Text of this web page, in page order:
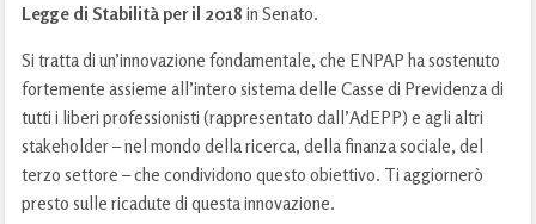
Legge di Stabilità per il 2018 in Senato.
Si tratta di un’innovazione fondamentale, che ENPAP ha sostenuto
fortemente assieme all’intero sistema delle Casse di Previdenza di
tutti i liberi professionisti (rappresentato dall’AdEPP) e agli altri
stakeholder – nel mondo della ricerca, della finanza sociale, del
terzo settore – che condividono questo obiettivo. Ti aggiornerò
presto sulle ricadute di questa innovazione.